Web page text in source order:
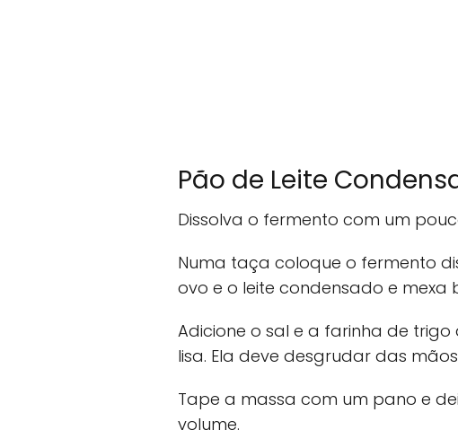
Pão de Leite
Dissolva o fermento com um
Numa taça coloque o fermento
ovo e o leite condensado e mexa
Adicione o sal e a farinha de
lisa. Ela deve desgrudar das
Tape a massa com um pano e
volume.